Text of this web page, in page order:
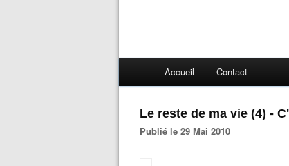
Accueil Contact
Le reste de ma vie (4) -
Publié le 29 Mai 2010